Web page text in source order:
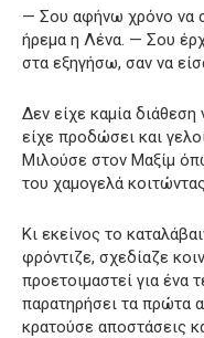
— Σου αφήνω χρόνο να
ήρεμα η Λένα. — Σου
στα εξηγήσω, σαν να
Δεν είχε καμία
είχε προδώσει και
Μιλούσε στον Μαξίμ
του χαμογελά
Κι εκείνος το
φρόντιζε, σχεδίαζε
προετοιμαστεί για ένα
παρατηρήσει τα πρώτα
κρατούσε αποστάσεις